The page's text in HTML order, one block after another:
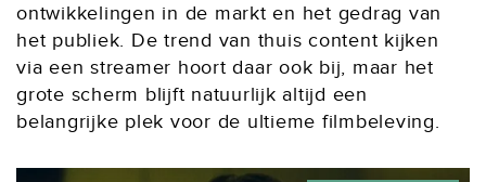
ontwikkelingen in de markt en het gedrag van
het publiek. De trend van thuis content kijken
via een streamer hoort daar ook bij, maar het
grote scherm blijft natuurlijk altijd een
belangrijke plek voor de ultieme filmbeleving.